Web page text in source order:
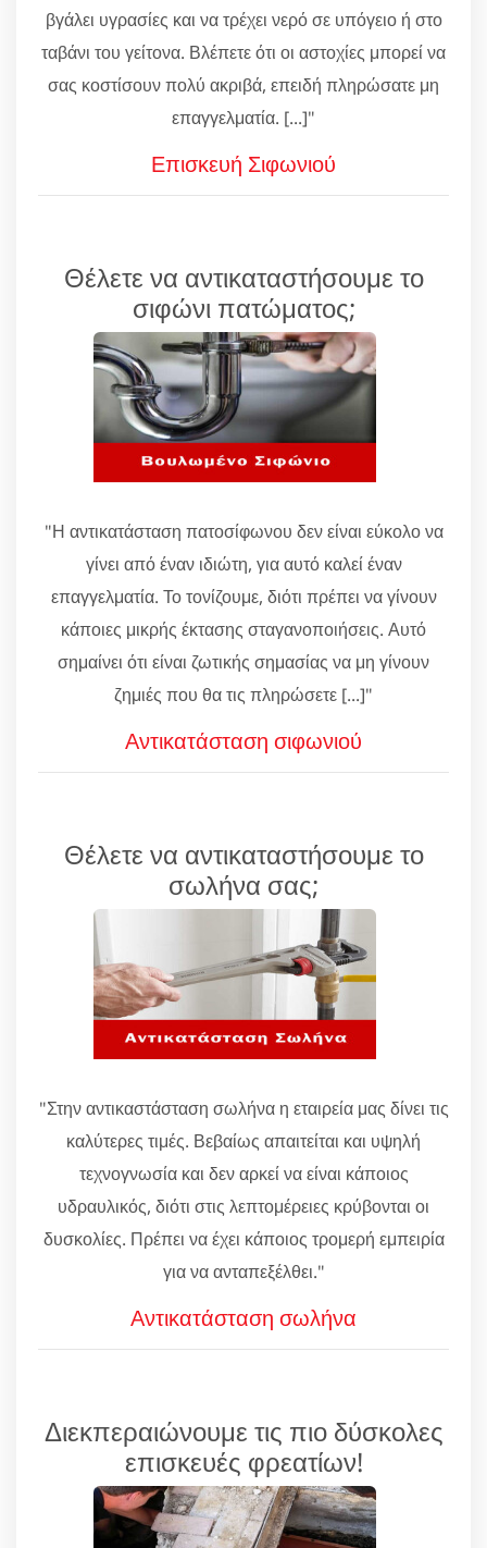
βγάλει υγρασίες και να τρέχει νερό σε υπόγειο ή στο
ταβάνι του γείτονα. Βλέπετε ότι οι αστοχίες μπορεί να
σας κοστίσουν πολύ ακριβά, επειδή πληρώσατε μη
επαγγελματία. [...]"
Επισκευή Σιφωνιού
Θέλετε να αντικαταστήσουμε το
σιφώνι πατώματος;
"Η αντικατάσταση πατοσίφωνου δεν είναι εύκολο να
γίνει από έναν ιδιώτη, για αυτό καλεί έναν
επαγγελματία. Το τονίζουμε, διότι πρέπει να γίνουν
κάποιες μικρής έκτασης σταγανοποιήσεις. Αυτό
σημαίνει ότι είναι ζωτικής σημασίας να μη γίνουν
ζημιές που θα τις πληρώσετε [...]"
Αντικατάσταση σιφωνιού
Θέλετε να αντικαταστήσουμε το
σωλήνα σας;
"Στην αντικαστάσταση σωλήνα η εταιρεία μας δίνει τις
καλύτερες τιμές. Βεβαίως απαιτείται και υψηλή
τεχνογνωσία και δεν αρκεί να είναι κάποιος
υδραυλικός, διότι στις λεπτομέρειες κρύβονται οι
δυσκολίες. Πρέπει να έχει κάποιος τρομερή εμπειρία
για να ανταπεξέλθει."
Αντικατάσταση σωλήνα
Διεκπεραιώνουμε τις πιο δύσκολες
επισκευές φρεατίων!